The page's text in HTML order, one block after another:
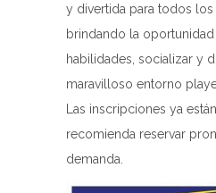
y divertida para todos los
brindando la
habilidades, socializar y
maravilloso entorno
Las inscripciones ya
recomienda reservar
demanda.